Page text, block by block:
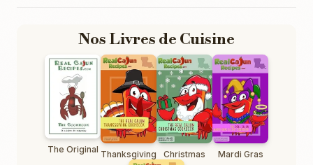
Nos Livres de Cuisine
The Original Thanksgiving Christmas Mardi Gras